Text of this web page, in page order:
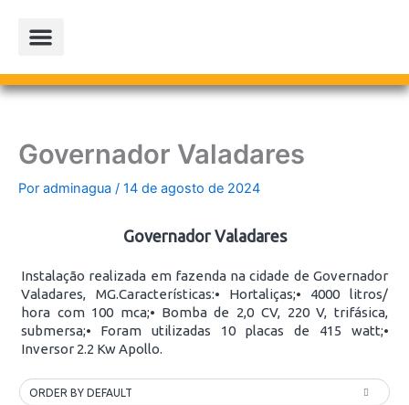
conteúdo
Governador Valadares
Por adminagua / 14 de agosto de 2024
Governador Valadares
Instalação realizada em fazenda na cidade de Governador
Valadares, MG.Características:⦁ Hortaliças;⦁ 4000 litros/
hora com 100 mca;⦁ Bomba de 2,0 CV, 220 V, trifásica,
submersa;⦁ Foram utilizadas 10 placas de 415 watt;⦁
Inversor 2.2 Kw Apollo.
ORDER BY DEFAULT